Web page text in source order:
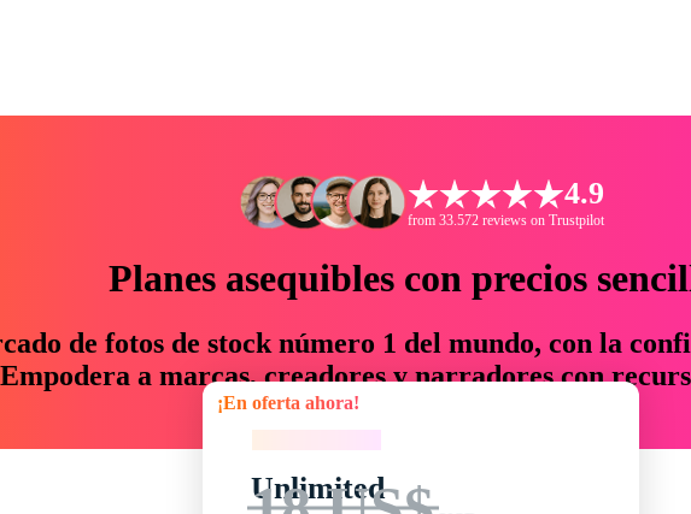
4.9
from 33.572 reviews on Trustpilot
Planes asequibles con precios
de fotos de stock número 1 del mundo, con la
a marcas, creadores y narradores con
un 76 % en tiempo y presupuesto.
¡En oferta ahora!
Unlimited